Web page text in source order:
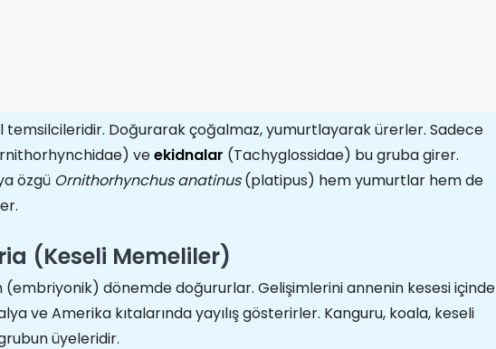
temsilcileridir. Doğurarak çoğalmaz, yumurtlayarak ürerler. Sadece
veekidnalar (Tachyglossidae) bu gruba girer.
özgü Ornithorhynchus anatinus(platipus) hem yumurtlar hem de
(Keseli Memeliler)
(embriyonik) dönemde doğururlar. Gelişimlerini annenin kesesi içinde
ve Amerika kıtalarında yayılış gösterirler. Kanguru, koala, keseli
üyeleridir.